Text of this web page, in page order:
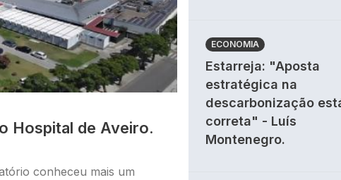
Hospital de Aveiro.
conheceu mais um
ECONOMIA
Estarreja: "Aposta
estratégica na
descarbonização
correta" - Luís
Montenegro.